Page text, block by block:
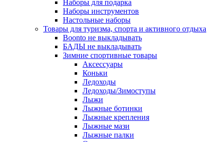
Наборы для подарка
Наборы инструментов
Настольные наборы
Товары для туризма, спорта и активного отдыха
Boonto не выкладывать
БАДЫ не выкладывать
Зимние спортивные товары
Аксессуары
Коньки
Ледоходы
Ледоходы/Зимоступы
Лыжи
Лыжные ботинки
Лыжные крепления
Лыжные мази
Лыжные палки